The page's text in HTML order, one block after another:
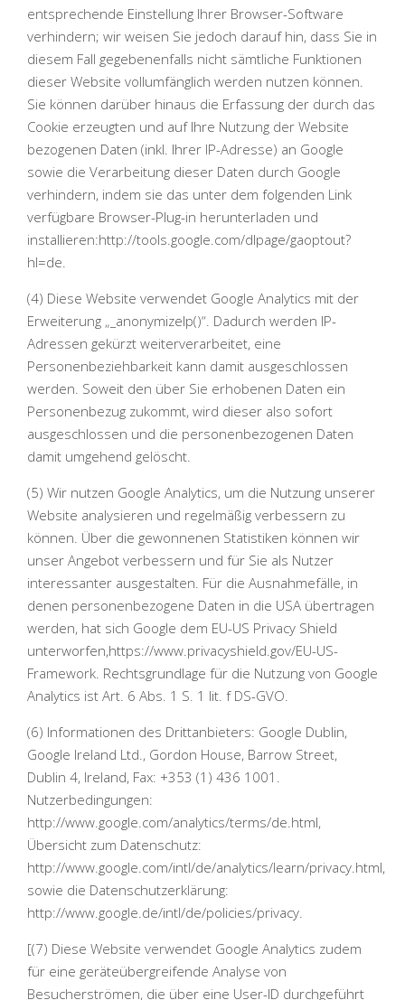
entsprechende Einstellung Ihrer Browser-Software
verhindern; wir weisen Sie jedoch darauf hin, dass Sie in
diesem Fall gegebenenfalls nicht sämtliche Funktionen
dieser Website vollumfänglich werden nutzen können.
Sie können darüber hinaus die Erfassung der durch das
Cookie erzeugten und auf Ihre Nutzung der Website
bezogenen Daten (inkl. Ihrer IP-Adresse) an Google
sowie die Verarbeitung dieser Daten durch Google
verhindern, indem sie das unter dem folgenden Link
verfügbare Browser-Plug-in herunterladen und
installieren:http://tools.google.com/dlpage/gaoptout?
hl=de.
(4) Diese Website verwendet Google Analytics mit der
Erweiterung „_anonymizeIp()“. Dadurch werden IP-
Adressen gekürzt weiterverarbeitet, eine
Personenbeziehbarkeit kann damit ausgeschlossen
werden. Soweit den über Sie erhobenen Daten ein
Personenbezug zukommt, wird dieser also sofort
ausgeschlossen und die personenbezogenen Daten
damit umgehend gelöscht.
(5) Wir nutzen Google Analytics, um die Nutzung unserer
Website analysieren und regelmäßig verbessern zu
können. Über die gewonnenen Statistiken können wir
unser Angebot verbessern und für Sie als Nutzer
interessanter ausgestalten. Für die Ausnahmefälle, in
denen personenbezogene Daten in die USA übertragen
werden, hat sich Google dem EU-US Privacy Shield
unterworfen,https://www.privacyshield.gov/EU-US-
Framework. Rechtsgrundlage für die Nutzung von Google
Analytics ist Art. 6 Abs. 1 S. 1 lit. f DS-GVO.
(6) Informationen des Drittanbieters: Google Dublin,
Google Ireland Ltd., Gordon House, Barrow Street,
Dublin 4, Ireland, Fax: +353 (1) 436 1001.
Nutzerbedingungen:
http://www.google.com/analytics/terms/de.html,
Übersicht zum Datenschutz:
http://www.google.com/intl/de/analytics/learn/privacy.html,
sowie die Datenschutzerklärung:
http://www.google.de/intl/de/policies/privacy.
[(7) Diese Website verwendet Google Analytics zudem
für eine geräteübergreifende Analyse von
Besucherströmen, die über eine User-ID durchgeführt